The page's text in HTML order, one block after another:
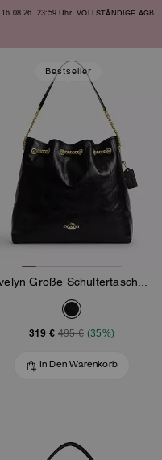
23:59 Uhr. VOLLSTÄNDIGE AGB
Bestseller
319 € 495 € (35%)
In Den Warenkorb